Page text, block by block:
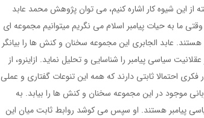
این شیوه کار اشاره کنیم، می توان پژوهش محمد عابد
ما به حیات پیامبر اسلام می نگریم میتوانیم مجموعه ای
هستند. عابد الجابری این مجموعه سخنان و کنش ها را بیانگر
سیاسی پیامبر را شناسایی و تحلیل نماید. ازاینرو، از
احتمالا ثابتی دارند که همه این تنوعات گفتاری و عملی
موجود در این مجموعه سخنان و کنش ها را بیابد. به
پیامبر هستند. او سپس می کوشد روابط ثابت میان این